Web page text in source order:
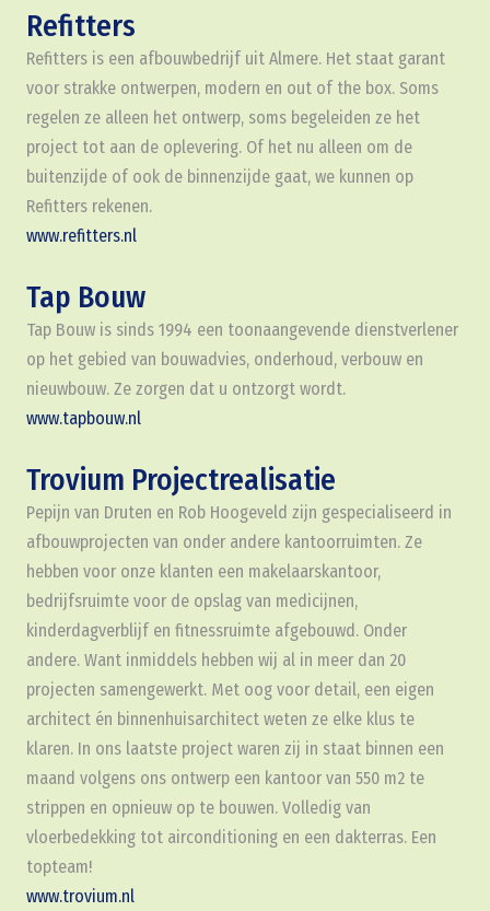
Refitters
Refitters is een afbouwbedrijf uit Almere. Het staat garant
voor strakke ontwerpen, modern en out of the box. Soms
regelen ze alleen het ontwerp, soms begeleiden ze het
project tot aan de oplevering. Of het nu alleen om de
buitenzijde of ook de binnenzijde gaat, we kunnen op
Refitters rekenen.
www.refitters.nl
Tap Bouw
Tap Bouw is sinds 1994 een toonaangevende dienstverlener
op het gebied van bouwadvies, onderhoud, verbouw en
nieuwbouw. Ze zorgen dat u ontzorgt wordt.
www.tapbouw.nl
Trovium Projectrealisatie
Pepijn van Druten en Rob Hoogeveld zijn gespecialiseerd in
afbouwprojecten van onder andere kantoorruimten. Ze
hebben voor onze klanten een makelaarskantoor,
bedrijfsruimte voor de opslag van medicijnen,
kinderdagverblijf en fitnessruimte afgebouwd. Onder
andere. Want inmiddels hebben wij al in meer dan 20
projecten samengewerkt. Met oog voor detail, een eigen
architect én binnenhuisarchitect weten ze elke klus te
klaren. In ons laatste project waren zij in staat binnen een
maand volgens ons ontwerp een kantoor van 550 m2 te
strippen en opnieuw op te bouwen. Volledig van
vloerbedekking tot airconditioning en een dakterras. Een
topteam!
www.trovium.nl